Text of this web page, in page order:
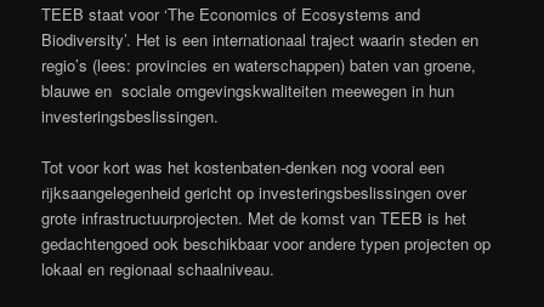
TEEB staat voor ‘The Economics of Ecosystems and
Biodiversity’. Het is een internationaal traject waarin steden en
regio’s (lees: provincies en waterschappen) baten van groene,
blauwe en sociale omgevingskwaliteiten meewegen in hun
investeringsbeslissingen.
Tot voor kort was het kostenbaten-denken nog vooral een
rijksaangelegenheid gericht op investeringsbeslissingen over
grote infrastructuurprojecten. Met de komst van TEEB is het
gedachtengoed ook beschikbaar voor andere typen projecten op
lokaal en regionaal schaalniveau.